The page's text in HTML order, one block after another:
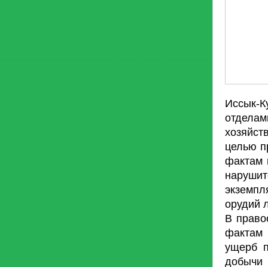
Иссык-
целью
фактам
орудий
В
фактам
ущерб
добычи